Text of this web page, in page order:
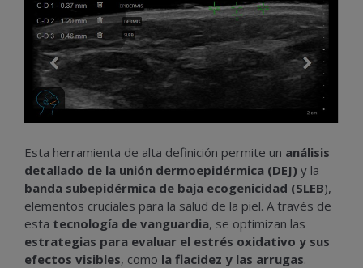
Esta herramienta de alta definición permite un análisis
detallado de la unión dermoepidérmica (DEJ) y la
banda subepidérmica de baja ecogenicidad (SLEB),
elementos cruciales para la salud de la piel. A través de
esta tecnología de vanguardia, se optimizan las
estrategias para evaluar el estrés oxidativo y sus
efectos visibles, como la flacidez y las arrugas.